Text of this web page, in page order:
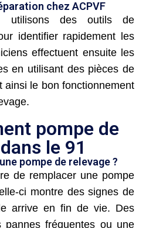
chez ACPVF
utilisons des outils de
identifier rapidement les
effectuent ensuite les
en utilisant des pièces de
ainsi le bon fonctionnement
pompe de
le 91
pompe de relevage ?
de remplacer une pompe
ci montre des signes de
arrive en fin de vie. Des
pannes fréquentes ou une